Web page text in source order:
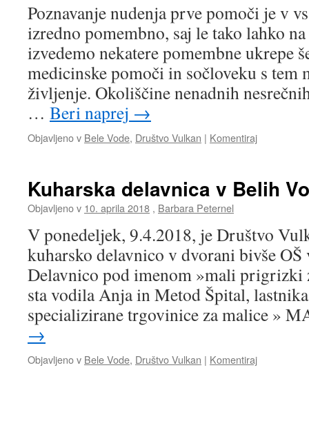
Poznavanje nudenja prve pomoči je v
izredno pomembno, saj le tako lahko
izvedemo nekatere pomembne ukrepe
medicinske pomoči in sočloveku s tem
življenje. Okoliščine nenadnih
… Beri naprej →
Objavljeno v Bele Vode, Društvo Vulkan | Komentiraj
Kuharska delavnica v Belih
Objavljeno v 10. aprila 2018 , Barbara Peternel
V ponedeljek, 9.4.2018, je Društvo
kuharsko delavnico v dvorani bivše
Delavnico pod imenom »mali prigrizki
sta vodila Anja in Metod Špital,
specializirane trgovinice za malice »
→
Objavljeno v Bele Vode, Društvo Vulkan | Komentiraj